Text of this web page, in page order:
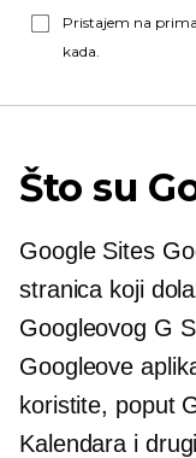
Pristajem na
kada.
Što su
Google Sites
stranica koji
Googleovog G
Googleove
koristite, poput
Kalendara i